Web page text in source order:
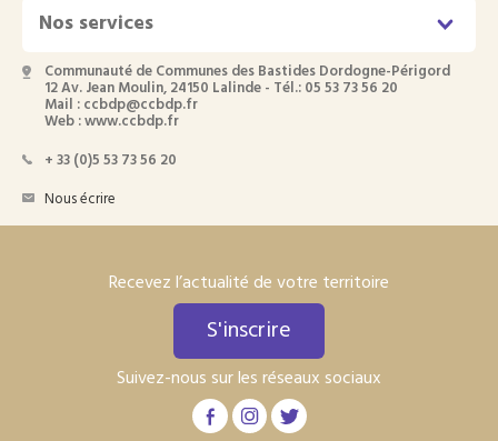
Nos services
Communauté de Communes des Bastides Dordogne-Périgord
12 Av. Jean Moulin, 24150 Lalinde - Tél.: 05 53 73 56 20
Mail : ccbdp@ccbdp.fr
Web : www.ccbdp.fr
+ 33 (0)5 53 73 56 20
Nous écrire
Recevez l’actualité de votre territoire
S'inscrire
Suivez-nous sur les réseaux sociaux